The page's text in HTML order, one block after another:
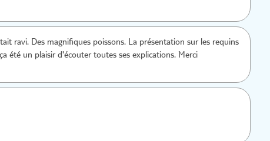
ravi. Des magnifiques poissons. La présentation sur les requins
été un plaisir d'écouter toutes ses explications. Merci